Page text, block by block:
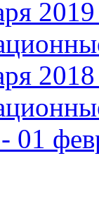
2019
2018
01